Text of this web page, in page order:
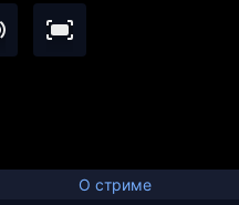
О стриме